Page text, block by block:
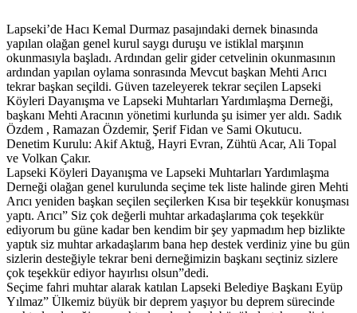
Lapseki’de Hacı Kemal Durmaz pasajındaki dernek binasında
yapılan olağan genel kurul saygı duruşu ve istiklal marşının
okunmasıyla başladı. Ardından gelir gider cetvelinin okunmasının
ardından yapılan oylama sonrasında Mevcut başkan Mehti Arıcı
tekrar başkan seçildi. Güven tazeleyerek tekrar seçilen Lapseki
Köyleri Dayanışma ve Lapseki Muhtarları Yardımlaşma Derneği,
başkanı Mehti Aracının yönetimi kurlunda şu isimer yer aldı. Sadık
Özdem , Ramazan Özdemir, Şerif Fidan ve Sami Okutucu.
Denetim Kurulu: Akif Aktuğ, Hayri Evran, Zühtü Acar, Ali Topal
ve Volkan Çakır.
Lapseki Köyleri Dayanışma ve Lapseki Muhtarları Yardımlaşma
Derneği olağan genel kurulunda seçime tek liste halinde giren Mehti
Arıcı yeniden başkan seçilen seçilerken Kısa bir teşekkür konuşması
yaptı. Arıcı” Siz çok değerli muhtar arkadaşlarıma çok teşekkür
ediyorum bu güne kadar ben kendim bir şey yapmadım hep bizlikte
yaptık siz muhtar arkadaşlarım bana hep destek verdiniz yine bu gün
sizlerin desteğiyle tekrar beni derneğimizin başkanı seçtiniz sizlere
çok teşekkür ediyor hayırlısı olsun”dedi.
Seçime fahri muhtar alarak katılan Lapseki Belediye Başkanı Eyüp
Yılmaz” Ülkemiz büyük bir deprem yaşıyor bu deprem sürecinde